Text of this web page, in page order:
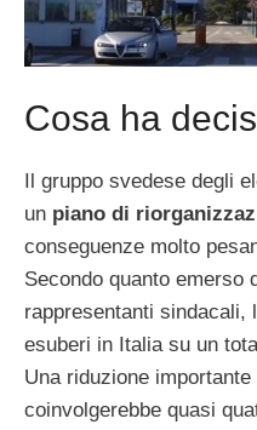
Cosa ha
Il gruppo svedese degli
un piano di
conseguenze molto
Secondo quanto emerso
rappresentanti sindacali,
esuberi in Italia su un
Una riduzione
coinvolgerebbe quasi